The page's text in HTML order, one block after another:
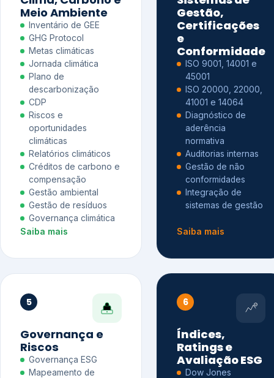
Meio Ambiente
Inventário de GEE
GHG Protocol
Metas climáticas
Jornada climática
Plano de
descarbonização
CDP
Riscos e
oportunidades
climáticas
Relatórios climáticos
Créditos de carbono e
compensação
Gestão ambiental
Gestão de resíduos
Governança climática
Saiba mais
Gestão,
Certificações
e
Conformidade
ISO 9001, 14001 e
45001
ISO 20000, 22000,
41001 e 14064
Diagnóstico de
aderência
normativa
Auditorias internas
Gestão de não
conformidades
Integração de
sistemas de gestão
Saiba mais
5
Governança e
Riscos
Governança ESG
Mapeamento de
6
Índices,
Ratings e
Avaliação ESG
Dow Jones